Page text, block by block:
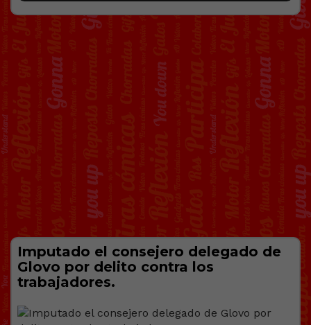
Imputado el consejero delegado de
Glovo por delito contra los
trabajadores.